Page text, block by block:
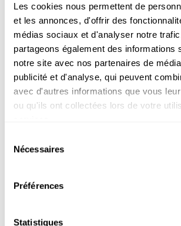
Les cookies nous permettent de
et les annonces, d'offrir des
médias sociaux et d'analyser notre
partageons également des informations
notre site avec nos partenaires de
publicité et d'analyse, qui peuvent
avec d'autres informations que vous
ou qu'ils ont collectées lors de votre
Nécessaires
Préférences
Statistiques
préférences.
CHANGER MES
chaîne Youtube
Suivez le monde de la